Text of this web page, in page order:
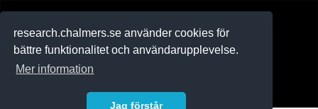
research.chalmers.se använder cookies för
bättre funktionalitet och användarupplevelse.
Mer information
Jag förstår